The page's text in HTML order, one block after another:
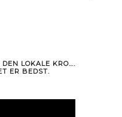
LOKALE KRO….
ER BEDST.